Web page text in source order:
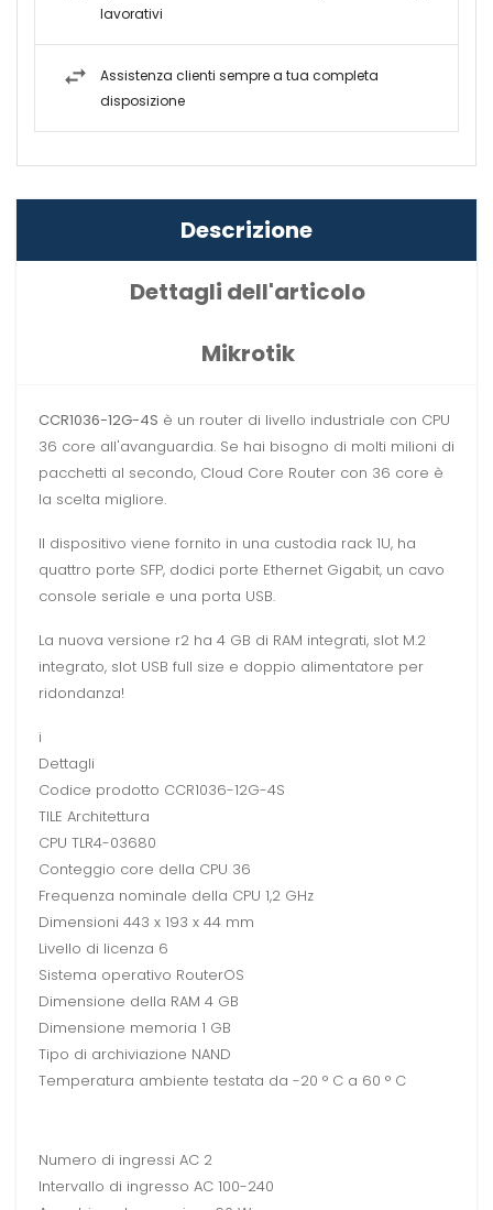
lavorativi
Assistenza clienti sempre a tua completa
disposizione
Descrizione
Dettagli dell'articolo
Mikrotik
CCR1036-12G-4S è un router di livello industriale con CPU
36 core all'avanguardia. Se hai bisogno di molti milioni di
pacchetti al secondo, Cloud Core Router con 36 core è
la scelta migliore.
Il dispositivo viene fornito in una custodia rack 1U, ha
quattro porte SFP, dodici porte Ethernet Gigabit, un cavo
console seriale e una porta USB.
La nuova versione r2 ha 4 GB di RAM integrati, slot M.2
integrato, slot USB full size e doppio alimentatore per
ridondanza!
i
Dettagli
Codice prodotto CCR1036-12G-4S
TILE Architettura
CPU TLR4-03680
Conteggio core della CPU 36
Frequenza nominale della CPU 1,2 GHz
Dimensioni 443 x 193 x 44 mm
Livello di licenza 6
Sistema operativo RouterOS
Dimensione della RAM 4 GB
Dimensione memoria 1 GB
Tipo di archiviazione NAND
Temperatura ambiente testata da -20 ° C a 60 ° C
Numero di ingressi AC 2
Intervallo di ingresso AC 100-240